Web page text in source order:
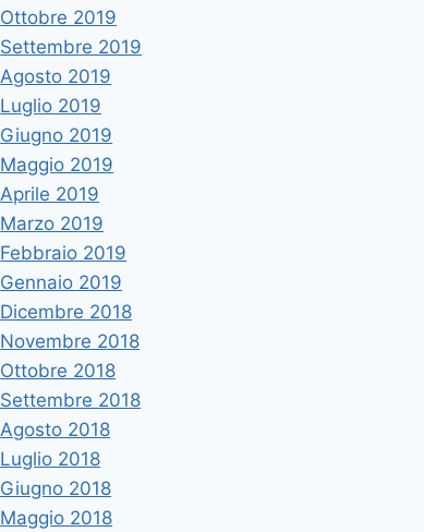
Ottobre 2019
Settembre 2019
Agosto 2019
Luglio 2019
Giugno 2019
Maggio 2019
Aprile 2019
Marzo 2019
Febbraio 2019
Gennaio 2019
Dicembre 2018
Novembre 2018
Ottobre 2018
Settembre 2018
Agosto 2018
Luglio 2018
Giugno 2018
Maggio 2018